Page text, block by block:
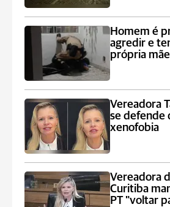
Homem é
agredir e
própria
Vereadora
se defende
xenofobia
Vereadora
Curitiba
PT "voltar